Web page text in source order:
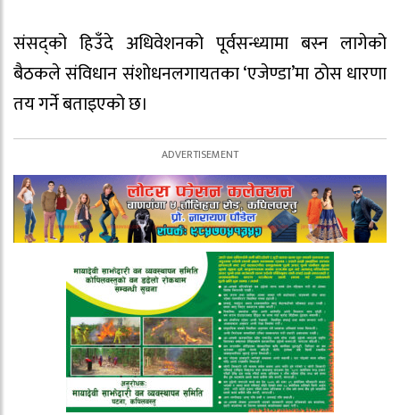
संसद्को हिउँदे अधिवेशनको पूर्वसन्ध्यामा बस्न लागेको
बैठकले संविधान संशोधनलगायतका ‘एजेण्डा’मा ठोस धारणा
तय गर्ने बताइएको छ।